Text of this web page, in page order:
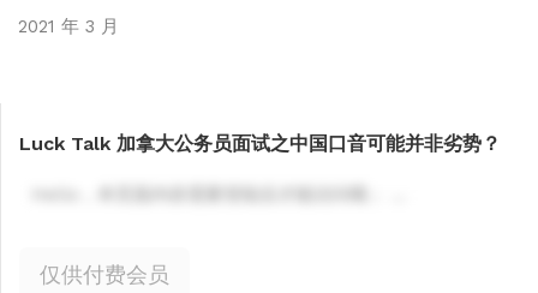
Luck Talk 加拿大公务员面试之中国口音可能并非劣势？
仅供付费会员
2021 年 3 月